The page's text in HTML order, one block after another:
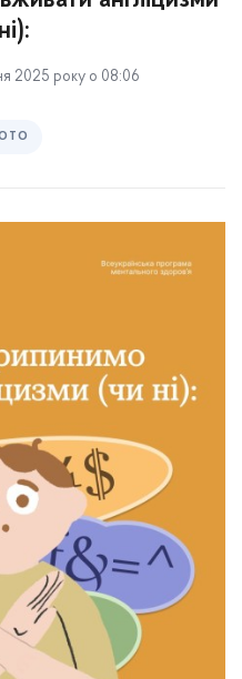
2025 року о 08:06